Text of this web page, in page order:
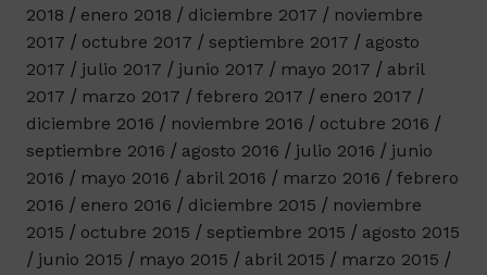
2018
enero 2018 diciembre 2017
noviembre
2017
octubre 2017 septiembre 2017
agosto
2017
julio 2017 junio 2017 mayo 2017
abril
2017
marzo 2017 febrero 2017
enero 2017
diciembre 2016
noviembre 2016
octubre 2016
septiembre 2016
agosto 2016 julio 2016
junio
2016
mayo 2016 abril 2016 marzo 2016
febrero
2016
enero 2016 diciembre 2015
noviembre
2015
octubre 2015 septiembre 2015
agosto 2015
junio 2015
mayo 2015 abril 2015
marzo 2015